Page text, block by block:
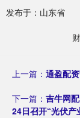
发布于：山东省
上一篇： 通盈配
下一篇： 吉牛网
24日召开“光伏产